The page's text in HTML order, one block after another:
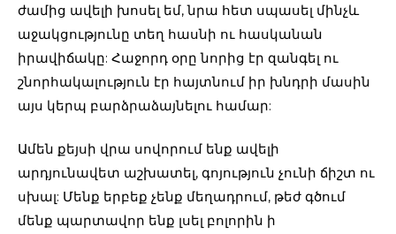
ժամից ավելի խոսել եմ, նրա հետ սպասել մինչև
աջակցությունը տեղ հասնի ու հասկանան
իրավիճակը: Հաջորդ օրը նորից էր զանգել ու
շնորհակալություն էր հայտնում իր խնդրի մասին
այս կերպ բարձրաձայնելու համար:
Ամեն քեյսի վրա սովորում ենք ավելի
արդյունավետ աշխատել, գոյություն չունի ճիշտ ու
սխալ: Մենք երբեք չենք մեղադրում, թեժ գծում
մենք պարտավոր ենք լսել բոլորին ի